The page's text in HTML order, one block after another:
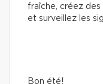
fraîche, créez des
et surveillez les
Bon été!